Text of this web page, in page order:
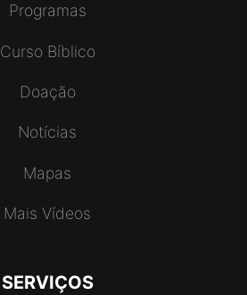
Programas
Curso Bíblico
Doação
Notícias
Mapas
Mais Vídeos
SERVIÇOS